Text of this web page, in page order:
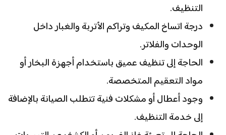
التنظيف.
درجة اتساخ المكيف وتراكم الأتربة والغبار داخل
الوحدات والفلاتر.
الحاجة إلى تنظيف عميق باستخدام أجهزة البخار أو
مواد التعقيم المتخصصة.
وجود أعطال أو مشكلات فنية تتطلب الصيانة بالإضافة
إلى خدمة التنظيف.